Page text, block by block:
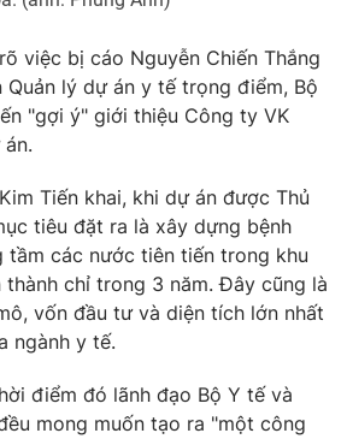
931 - 024.38 355 932
024.66 897 897
7300.7108
việc bị cáo Nguyễn Chiến Thắng
Quản lý dự án y tế trọng điểm, Bộ
"gợi ý" giới thiệu Công ty VK
Tiến khai, khi dự án được Thủ
tiêu đặt ra là xây dựng bệnh
tầm các nước tiên tiến trong khu
chỉ trong 3 năm. Đây cũng là
vốn đầu tư và diện tích lớn nhất
ngành y tế.
điểm đó lãnh đạo Bộ Y tế và
mong muốn tạo ra "một công